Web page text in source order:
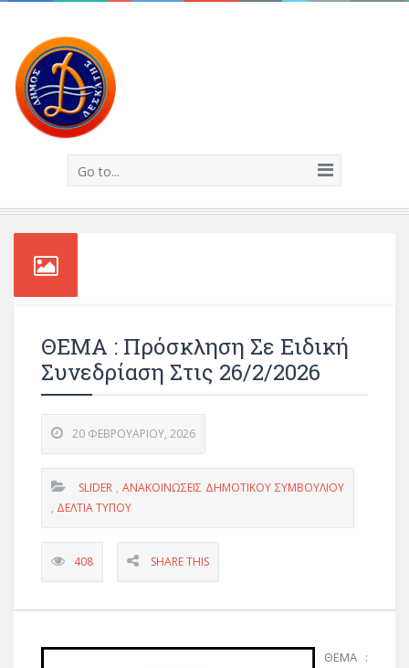
Go to...
ΘΕΜΑ : Πρόσκληση Σε Ειδική
Συνεδρίαση Στις 26/2/2026
20 ΦΕΒΡΟΥΑΡΊΟΥ, 2026
SLIDER , ΑΝΑΚΟΙΝΩΣΕΙΣ ΔΗΜΟΤΙΚΟΥ ΣΥΜΒΟΥΛΙΟΥ
, ΔΕΛΤΊΑ ΤΎΠΟΥ
408 SHARE THIS
ΘΕΜΑ :